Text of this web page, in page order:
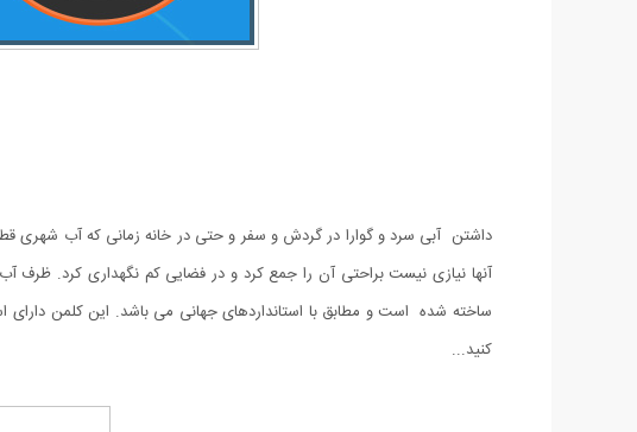
داشتن آبی سرد و گوارا در گردش و سفر و حتی در خانه زمانی که آب شهری
ساخته شده است و مطابق با استانداردهای جهانی می باشد. این کلمن
کنید...